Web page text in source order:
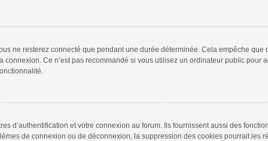
ne resterez connecté que pendant une durée déterminée. Cela empêche que
connexion. Ce n’est pas recommandé si vous utilisez un ordinateur public pour
d’authentification et votre connexion au forum. Ils fournissent aussi des
de connexion ou de déconnexion, la suppression des cookies pourrait les